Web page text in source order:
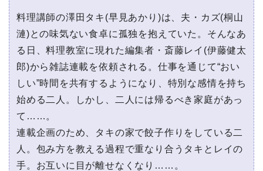
料理講師の澤田タキ(早見あかり)は、夫・カズ(桐山
漣)との味気ない食卓に孤独を抱えていた。そんなあ
る日、料理教室に現れた編集者・斎藤レイ(伊藤健太
郎)から雑誌連載を依頼される。仕事を通じて“おい
しい”時間を共有するようになり、特別な感情を持ち
始める二人。しかし、二人には帰るべき家庭があっ
て……。
連載企画のため、タキの家で餃子作りをしている二
人。包み方を教える過程で重なり合うタキとレイの
手。お互いに目が離せなくなり……。